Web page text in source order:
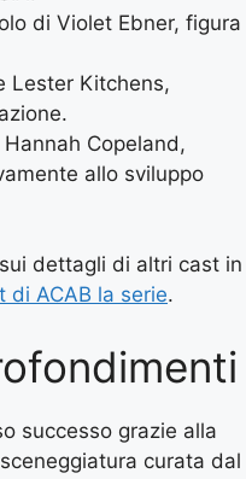
di Violet Ebner, figura
Lester Kitchens,
Copeland,
allo sviluppo
dettagli di altri cast in
di ACAB la serie.
successo grazie alla
curata dal